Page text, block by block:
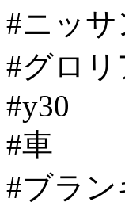
#ニッサ
#グロリ
#y30
#車
#ブラ